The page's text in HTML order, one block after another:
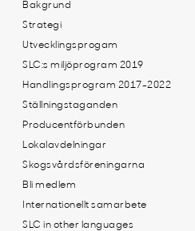
Bakgrund
Strategi
Utvecklingsprogam
SLC:s miljöprogram 2019
Handlingsprogram 2017-2022
Ställningstaganden
Producentförbunden
Lokalavdelningar
Skogsvårdsföreningarna
Bli medlem
Internationellt samarbete
SLC in other languages